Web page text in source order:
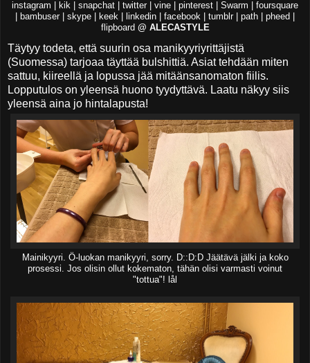
instagram | kik | snapchat | twitter | vine | pinterest | Swarm | foursquare
| bambuser | skype | keek | linkedin | facebook | tumblr | path | pheed |
flipboard @ ALECASTYLE
Täytyy todeta, että suurin osa manikyyriyrittäjistä
(Suomessa) tarjoaa täyttää bulshittiä. Asiat tehdään miten
sattuu, kiireellä ja lopussa jää mitäänsanomaton fiilis.
Lopputulos on yleensä huono tyydyttävä. Laatu näkyy siis
yleensä aina jo hintalapusta!
Mainikyyri. Ö-luokan manikyyri, sorry. D::D:D Jäätävä jälki ja koko
prosessi. Jos olisin ollut kokematon, tähän olisi varmasti voinut
"tottua"! lål